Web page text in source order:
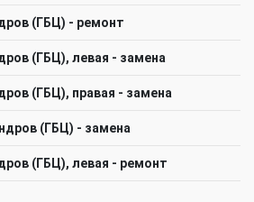
(ГБЦ) - ремонт
(ГБЦ), левая - замена
(ГБЦ), правая - замена
(ГБЦ) - замена
(ГБЦ), левая - ремонт